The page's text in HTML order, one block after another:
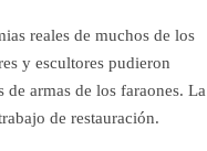
reales de muchos de los
y escultores pudieron
armas de los faraones. La
de restauración.